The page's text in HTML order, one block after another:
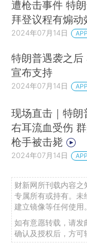
遭枪击事件 特
拜登议程有煽动
2024年07月14日
特朗普遇袭之后
宣布支持
2024年07月14日
现场直击｜特
右耳流血受伤
枪手被击毙
2024年07月14日
财新网所刊载内容
专属所有或持有。未
建立镜像等任何使用。
如有意愿转载，请发
确认及授权后，方可